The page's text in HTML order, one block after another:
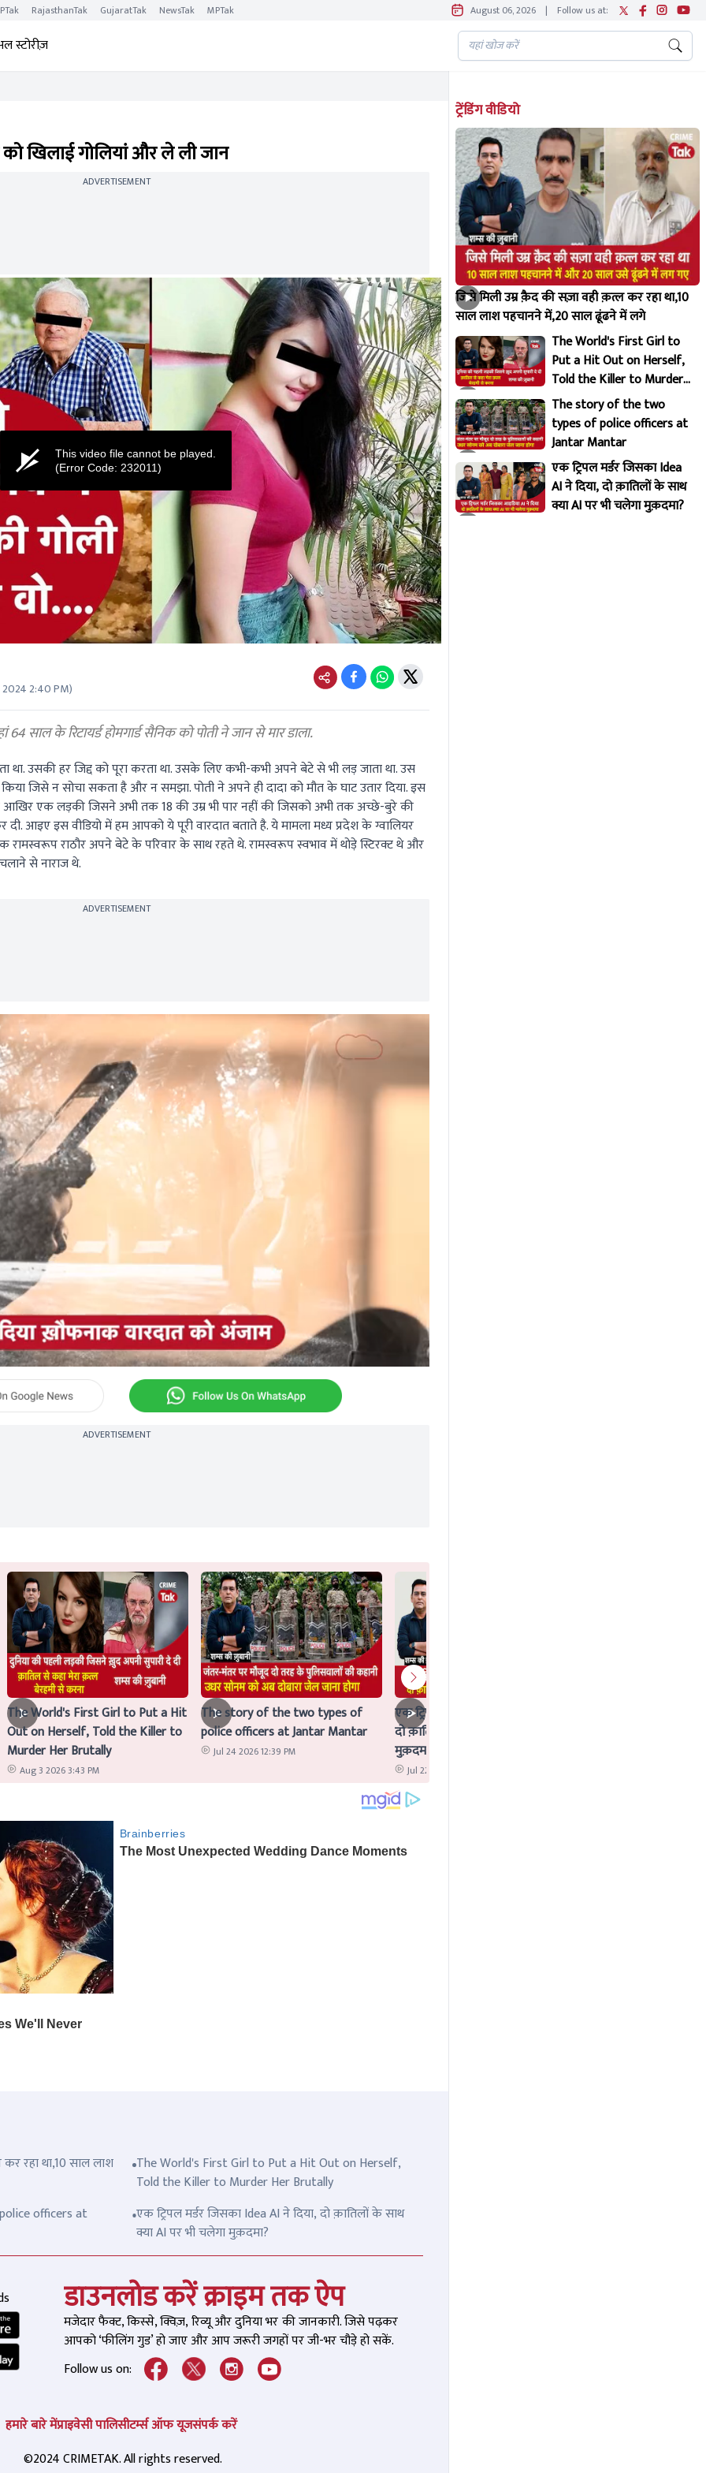
RajasthanTak GujaratTak NewsTak MPTak August 06, 2026 | Follow us at:
स्टोरीज़
खिलाई गोलियां और ले ली जान
ADVERTISEMENT
This video file cannot be played.
(Error Code: 232011)
2:40 PM)
साल के रिटायर्ड होमगार्ड सैनिक को पोती ने जान से मार डाला.
था. उसकी हर जिद्द को पूरा करता था. उसके लिए कभी-कभी अपने बेटे से भी लड़ जाता था. उस
जिसे न सोचा सकता है और न समझा. पोती ने अपने ही दादा को मौत के घाट उतार दिया. इस
एक लड़की जिसने अभी तक 18 की उम्र भी पार नहीं की जिसको अभी तक अच्छे-बुरे की
आइए इस वीडियो में हम आपको ये पूरी वारदात बताते है. ये मामला मध्य प्रदेश के ग्वालियर
रामस्वरूप राठौर अपने बेटे के परिवार के साथ रहते थे. रामस्वरूप स्वभाव में थोड़े स्टिरक्ट थे और
से नाराज थे.
ADVERTISEMENT
ADVERTISEMENT
The World's First Girl to Put a Hit
Out on Herself, Told the Killer to
Murder Her Brutally
Aug 3 2026 3:43 PM
The story of the two types of
police officers at Jantar Mantar
Jul 24 2026 12:39 PM
एक ट्रिपल मर्डर जिसका Idea AI ने दिया,
दो क़ातिलों के साथ क्या AI पर भी चलेगा
मुक़दमा?
Jul 22 2026 12:02 PM
रहा था,10 साल लाश
The World's First Girl to Put a Hit Out on Herself,
Told the Killer to Murder Her Brutally
officers at
एक ट्रिपल मर्डर जिसका Idea AI ने दिया, दो क़ातिलों के साथ
क्या AI पर भी चलेगा मुक़दमा?
डाउनलोड करें क्राइम तक ऐप
मजेदार फैक्ट, किस्से, क्विज़, रिव्यू और दुनिया भर की जानकारी. जिसे पढ़कर
आपको ‘फीलिंग गुड’ हो जाए और आप जरूरी जगहों पर जी-भर चौड़े हो सकें.
Follow us on:
हमारे बारे मेंप्राइवेसी पालिसीटर्म्स ऑफ यूजसंपर्क करें
©2024 CRIMETAK. All rights reserved.
ट्रेंडिंग वीडियो
जिसे मिली उम्र क़ैद की सज़ा वही क़त्ल कर रहा था,10
साल लाश पहचानने में,20 साल ढूंढने में लगे
The World's First Girl to
Put a Hit Out on Herself,
Told the Killer to Murder
Her Brutally
The story of the two
types of police officers at
Jantar Mantar
एक ट्रिपल मर्डर जिसका Idea
AI ने दिया, दो क़ातिलों के साथ
क्या AI पर भी चलेगा मुक़दमा?